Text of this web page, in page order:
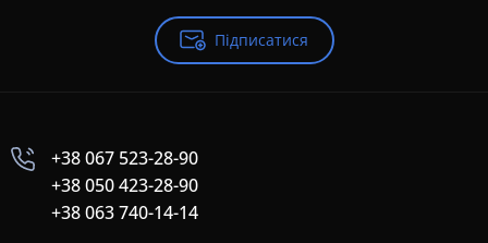
Підписатися
+38 067 523-28-90
+38 050 423-28-90
+38 063 740-14-14